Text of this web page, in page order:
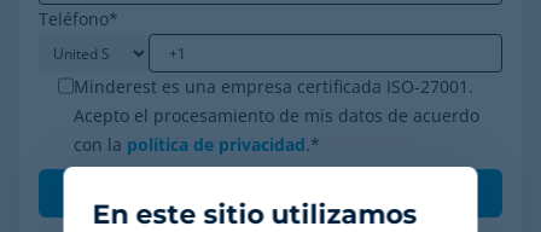
Teléfono*
Minderest es una empresa certificada ISO-27001.
Acepto el procesamiento de mis datos de acuerdo
con la política de privacidad.*
En este sitio utilizamos